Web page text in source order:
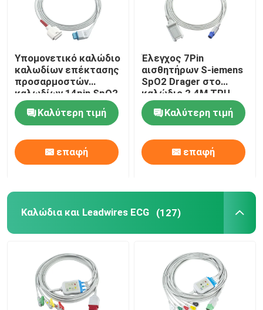
Υπομονετικό καλώδιο
καλωδίων επέκτασης
προσαρμοστών
καλωδίων 14pin SpO2
αισθητήρων Kohden
for M-asi-mo SpO2
Nihon
Καλύτερη τιμή
επαφή
Έλεγχος 7Pin
αισθητήρων S-iemens
SpO2 Drager στο
καλώδιο 2.4M TPU
επέκτασης DB9 SpO2
Καλύτερη τιμή
επαφή
Καλώδια και Leadwires ECG (127)